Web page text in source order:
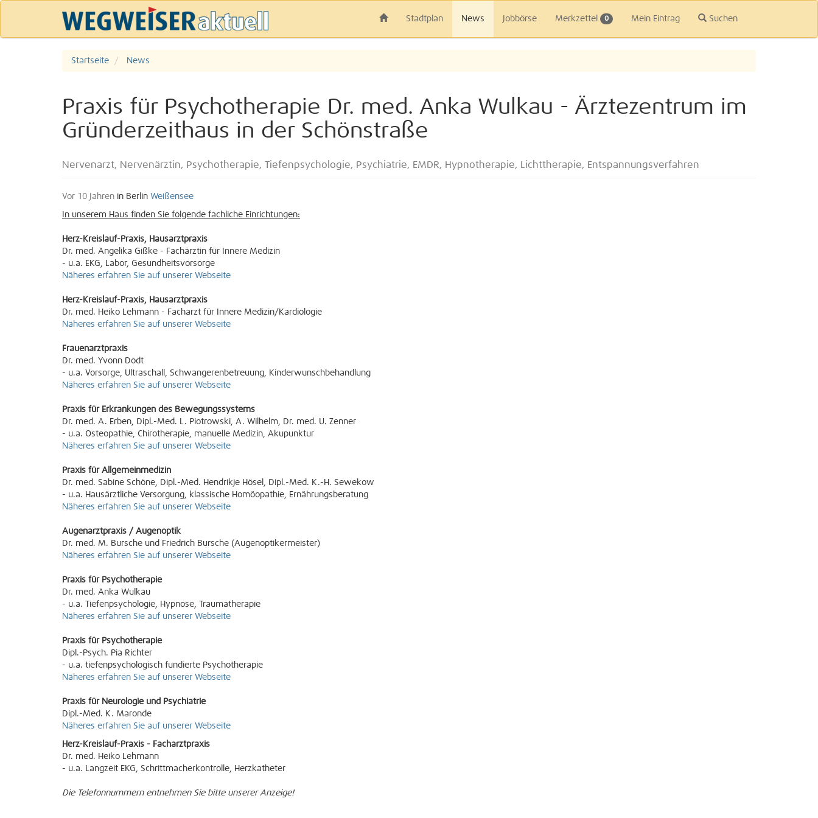
Stadtplan News Jobbörse Merkzettel 0 Mein Eintrag Suchen
Startseite News
Praxis für Psychotherapie Dr. med. Anka Wulkau - Ärztezentrum im
Gründerzeithaus in der Schönstraße
Nervenarzt, Nervenärztin, Psychotherapie, Tiefenpsychologie, Psychiatrie, EMDR, Hypnotherapie, Lichttherapie, Entspannungsverfahren
Vor 10 Jahren in Berlin Weißensee
In unserem Haus finden Sie folgende fachliche Einrichtungen:
Herz-Kreislauf-Praxis, Hausarztpraxis
Dr. med. Angelika Gißke - Fachärztin für Innere Medizin
- u.a. EKG, Labor, Gesundheitsvorsorge
Näheres erfahren Sie auf unserer Webseite
Herz-Kreislauf-Praxis, Hausarztpraxis
Dr. med. Heiko Lehmann - Facharzt für Innere Medizin/Kardiologie
Näheres erfahren Sie auf unserer Webseite
Frauenarztpraxis
Dr. med. Yvonn Dodt
- u.a. Vorsorge, Ultraschall, Schwangerenbetreuung, Kinderwunschbehandlung
Näheres erfahren Sie auf unserer Webseite
Praxis für Erkrankungen des Bewegungssystems
Dr. med. A. Erben, Dipl.-Med. L. Piotrowski, A. Wilhelm, Dr. med. U. Zenner
- u.a. Osteopathie, Chirotherapie, manuelle Medizin, Akupunktur
Näheres erfahren Sie auf unserer Webseite
Praxis für Allgemeinmedizin
Dr. med. Sabine Schöne, Dipl.-Med. Hendrikje Hösel, Dipl.-Med. K.-H. Sewekow
- u.a. Hausärztliche Versorgung, klassische Homöopathie, Ernährungsberatung
Näheres erfahren Sie auf unserer Webseite
Augenarztpraxis / Augenoptik
Dr. med. M. Bursche und Friedrich Bursche (Augenoptikermeister)
Näheres erfahren Sie auf unserer Webseite
Praxis für Psychotherapie
Dr. med. Anka Wulkau
- u.a. Tiefenpsychologie, Hypnose, Traumatherapie
Näheres erfahren Sie auf unserer Webseite
Praxis für Psychotherapie
Dipl.-Psych. Pia Richter
- u.a. tiefenpsychologisch fundierte Psychotherapie
Näheres erfahren Sie auf unserer Webseite
Praxis für Neurologie und Psychiatrie
Dipl.-Med. K. Maronde
Näheres erfahren Sie auf unserer Webseite
Herz-Kreislauf-Praxis - Facharztpraxis
Dr. med. Heiko Lehmann
- u.a. Langzeit EKG, Schrittmacherkontrolle, Herzkatheter
Die Telefonnummern entnehmen Sie bitte unserer Anzeige!